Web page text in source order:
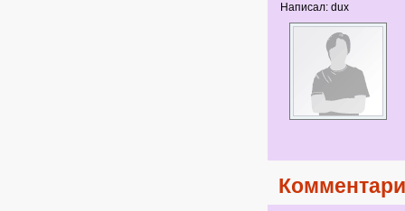
Написал: dux